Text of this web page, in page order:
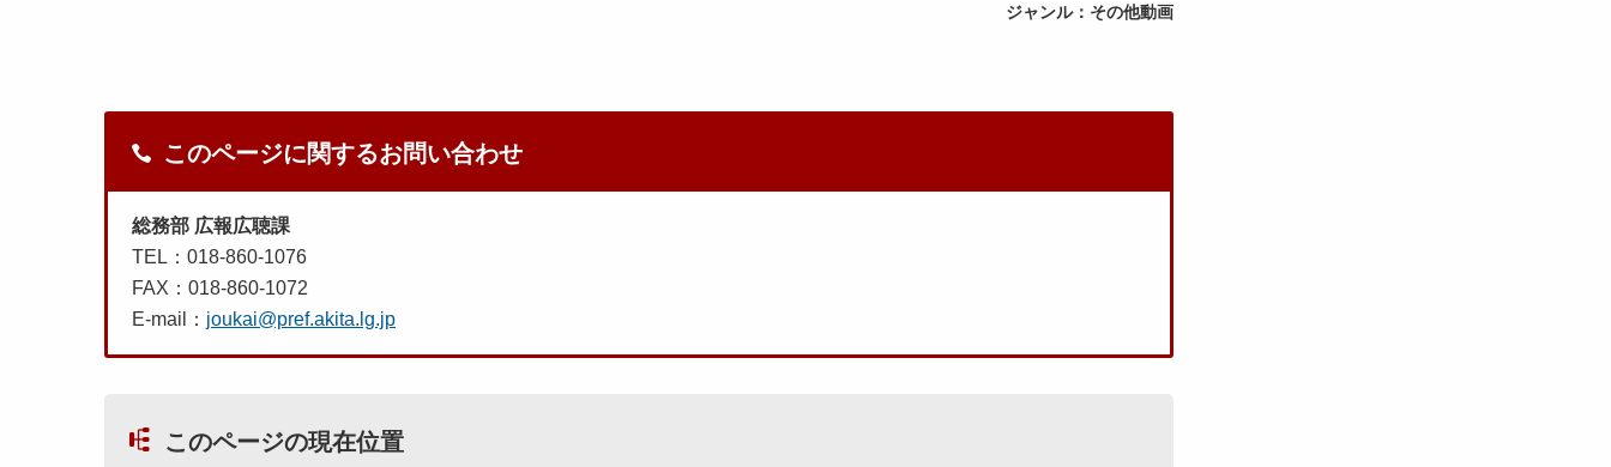
ジャンル：その他動画
このページに関するお問い合わせ
総務部 広報広聴課
TEL：018-860-1076
FAX：018-860-1072
E-mail： joukai@pref.akita.lg.jp
このページの現在位置